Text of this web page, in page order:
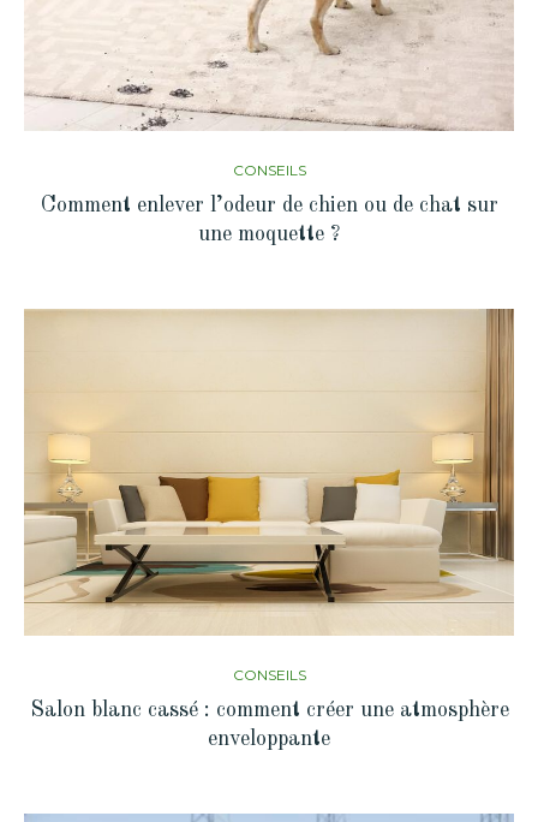
CONSEILS
Comment enlever l’odeur de chien ou de chat sur
une moquette ?
CONSEILS
Salon blanc cassé : comment créer une atmosphère
enveloppante